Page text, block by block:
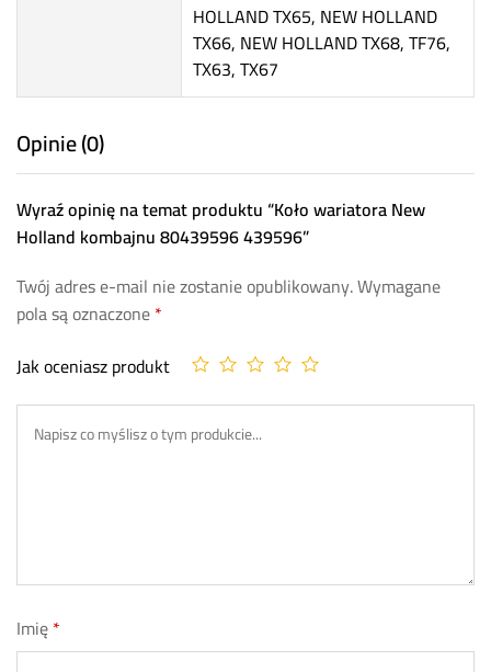
HOLLAND TX65, NEW HOLLAND
TX66, NEW HOLLAND TX68, TF76,
TX63, TX67
Opinie (0)
Wyraź opinię na temat produktu “Koło wariatora New
Holland kombajnu 80439596 439596”
Twój adres e-mail nie zostanie opublikowany.Wymagane
pola są oznaczone*
Jak oceniasz produkt
Imię*